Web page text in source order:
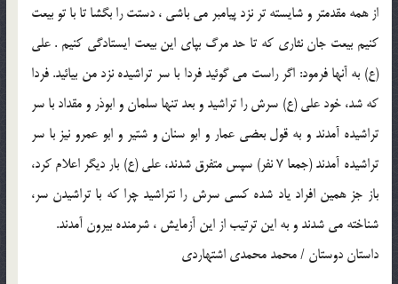
از همه مقدمتر و شايسته تر نزد پيامبر مي باشي ، دستت را بگشا تا با تو بيعت
كنيم بيعت جان نثاري كه تا حد مرگ بپاي اين بيعت ايستادگي كنيم . علي
(ع) به آنها فرمود: اگر راست مي گوئيد فردا با سر تراشيده نزد من بيائيد. فردا
كه شد، خود علي (ع) سرش را تراشيد و بعد تنها سلمان و ابوذر و مقداد با سر
تراشيده آمدند و به قول بعضي عمار و ابو سنان و شتير و ابو عمرو نيز با سر
تراشيده آمدند (جمعا 7 نفر) سپس متفرق شدند، علي (ع) بار ديگر اعلام كرد،
باز جز همين افراد ياد شده كسي سرش را نتراشيد چرا كه با تراشيدن سر،
شناخته مي شدند و به اين ترتيب از اين آزمايش ، شرمنده بيرون آمدند.
داستان دوستان / محمد محمدي اشتهاردي